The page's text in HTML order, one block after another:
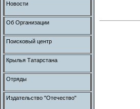
Новости
Об Организации
Поисковый центр
Крылья Татарстана
Отряды
Издательство "Отечество"